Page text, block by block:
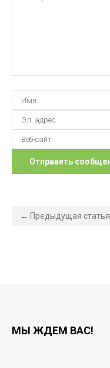
← Предыдущая статья
МЫ ЖДЕМ ВАС!